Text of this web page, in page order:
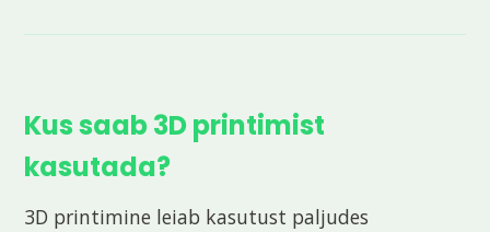
Kus saab 3D printimist
kasutada?
3D printimine leiab kasutust paljudes